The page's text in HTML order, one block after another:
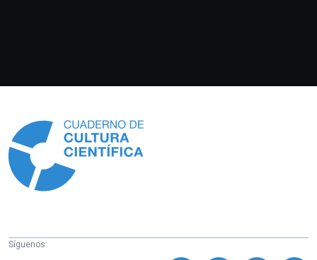
Síguenos: